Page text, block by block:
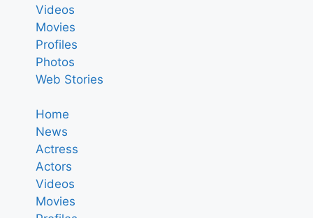
Videos
Movies
Profiles
Photos
Web Stories
Home
News
Actress
Actors
Videos
Movies